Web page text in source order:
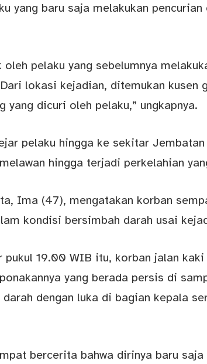
yang baru saja melakukan
pelaku yang sebelumnya
lokasi kejadian, ditemukan kusen
yang dicuri oleh pelaku,” ungkapnya.
pelaku hingga ke sekitar
hingga terjadi perkelahian
Ima (47), mengatakan korban
kondisi bersimbah darah usai
pukul 19.00 WIB itu, korban jalan
yang berada persis di
darah dengan luka di bagian kepala
bercerita bahwa dirinya baru